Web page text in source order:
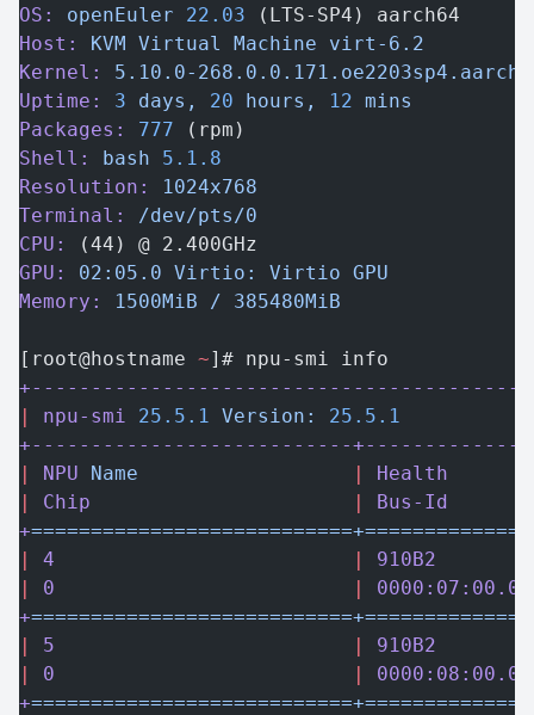
OS:
openEuler 22.03 (LTS-SP4) aarch64
Host:
KVM Virtual Machine virt-6.2
Kernel:
5.10.0-
Uptime:
3 days, 20 hours, 12 mins
Packages:
777 (rpm)
Shell:
bash 5.1.8
Resolution:
1024x768
Terminal:
/dev/pts/0
CPU:
(44) @ 2.400GHz
GPU:
02:05.0 Virtio: Virtio GPU
Memory:
1500MiB / 385480MiB
[root@hostname ~]# npu-smi info
|
npu-smi 25.5.1 Version: 25.5.1
+---------------------------
|
NPU Name
                  |
Health
|
Chip
                      |
Bus-Id
+
|
4
                         |
910B2
|
0
                         |
0000:07:00.0
+
|
5
                         |
910B2
|
0
                         |
0000:08:00.0
+